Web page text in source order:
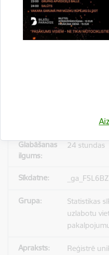
_gid
24 stundas
Statistikas
uzlabotu
Reģistrē